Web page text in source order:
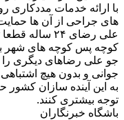
با ارائه خدمات مددکاری
های جراحی از آن ها
علی رضای ۲۴
كوچه پس كوچه های شهر
جو علی رضاهای دیگری را
جوانی و بدون هیچ
به این آینده سازان كشور
توجه بیشتری كنند.
باشگاه خبرنگاران